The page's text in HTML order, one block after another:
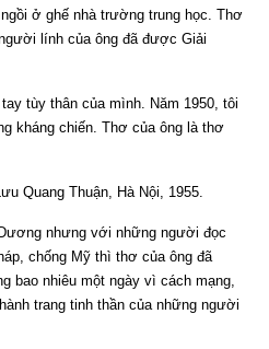
ở ghế nhà trường trung học. Thơ
lính của ông đã được Giải
tùy thân của mình. Năm 1950, tôi
kháng chiến. Thơ của ông là thơ
Quang Thuận, Hà Nội, 1955.
nhưng với những người đọc
chống Mỹ thì thơ của ông đã
bao nhiêu một ngày vì cách mạng,
trang tinh thần của những người